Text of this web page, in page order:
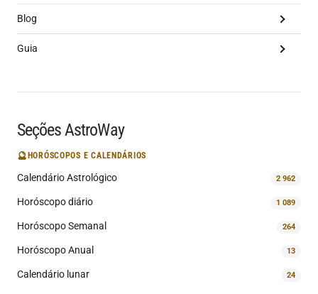
Blog
Guia
Seções AstroWay
🔮HORÓSCOPOS E CALENDÁRIOS
Calendário Astrológico 2 962
Horóscopo diário 1 089
Horóscopo Semanal 264
Horóscopo Anual 13
Calendário lunar 24